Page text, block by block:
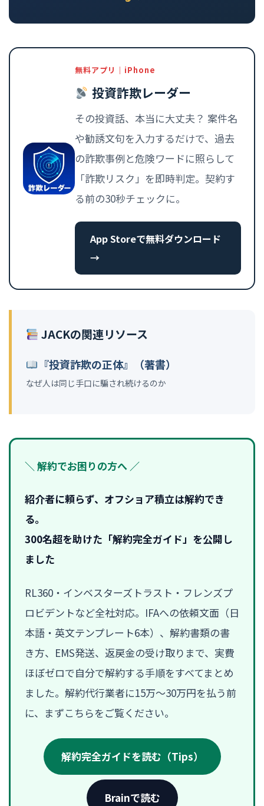
無料アプリ｜iPhone
投資詐欺レーダー
その投資話、本当に大丈夫？ 案件名
や勧誘文句を入力するだけで、過去
の詐欺事例と危険ワードに照らして
「詐欺リスク」を即時判定。契約す
る前の30秒チェックに。
App Storeで無料ダウンロード
→
JACKの関連リソース
『投資詐欺の正体』（著書）
なぜ人は同じ手口に騙され続けるのか
＼ 解約でお困りの方へ ／
紹介者に頼らず、オフショア積立は解約でき
る。
300名超を助けた「解約完全ガイド」を公開し
ました
RL360・インベスターズトラスト・フレンズプ
ロビデントなど全社対応。IFAへの依頼文面（日
本語・英文テンプレート6本）、解約書類の書
き方、EMS発送、返戻金の受け取りまで、実費
ほぼゼロで自分で解約する手順をすべてまとめ
ました。解約代行業者に15万〜30万円を払う前
に、まずこちらをご覧ください。
解約完全ガイドを読む（Tips）
Brainで読む